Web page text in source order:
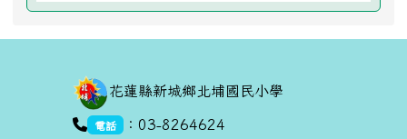
花蓮縣新城鄉北埔國民小學
link to https://goo.gl/maps/dUx2GHvcPmq
電話 ：03-8264624